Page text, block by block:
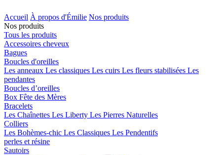
Accueil À propos d'Émilie Nos produits
Nos produits
Tous les produits
Accessoires cheveux
Bagues
Boucles d'oreilles
Les anneaux Les classiques Les cuirs Les fleurs stabilisées Les
pendantes
Boucles d’oreilles
Box Fête des Mères
Bracelets
Les Chaînettes Les Liberty Les Pierres Naturelles
Colliers
Les Bohèmes-chic Les Classiques Les Pendentifs
perles et résine
Sautoirs